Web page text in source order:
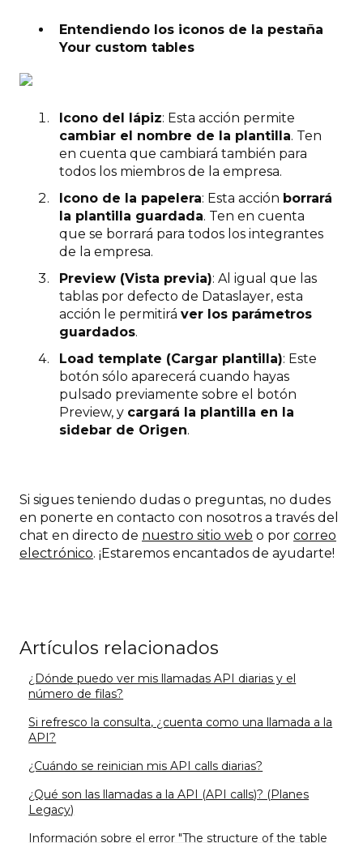
Entendiendo los iconos de la pestaña
Your custom tables
Icono del lápiz: Esta acción permite
cambiar el nombre de la plantilla. Ten
en cuenta que cambiará también para
todos los miembros de la empresa.
Icono de la papelera: Esta acción borrará
la plantilla guardada. Ten en cuenta
que se borrará para todos los integrantes
de la empresa.
Preview (Vista previa): Al igual que las
tablas por defecto de Dataslayer, esta
acción le permitirá ver los parámetros
guardados.
Load template (Cargar plantilla): Este
botón sólo aparecerá cuando hayas
pulsado previamente sobre el botón
Preview, y cargará la plantilla en la
sidebar de Origen.
Si sigues teniendo dudas o preguntas, no dudes
en ponerte en contacto con nosotros a través del
chat en directo de nuestro sitio web o por correo
electrónico. ¡Estaremos encantados de ayudarte!
Artículos relacionados
¿Dónde puedo ver mis llamadas API diarias y el
número de filas?
Si refresco la consulta, ¿cuenta como una llamada a la
API?
¿Cuándo se reinician mis API calls diarias?
¿Qué son las llamadas a la API (API calls)? (Planes
Legacy)
Información sobre el error "The structure of the table